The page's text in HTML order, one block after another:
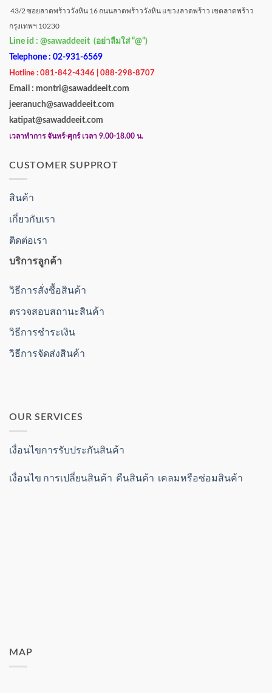
43/2 ซอยลาดพร้าววังหิน 16 ถนนลาดพร้าววังหิน แขวงลาดพร้าว เขตลาดพร้าว
กรุงเทพฯ 10230
Line id : @sawaddeeit (อย่าลืมใส่ “@”)
Telephone : 02-931-6569
Hotline : 081-842-4346 | 088-298-8707
Email : montri@sawaddeeit.com
jeeranuch@sawaddeeit.com
katipat@sawaddeeit.com
เวลาทำการ จันทร์-ศุกร์ เวลา 9.00-18.00 น.
CUSTOMER SUPPROT
สินค้า
เกี่ยวกับเรา
ติดต่อเรา
บริการลูกค้า
วิธีการสั่งซื้อสินค้า
ตรวจสอบสถานะสินค้า
วิธีการชำระเงิน
วิธีการจัดส่งสินค้า
OUR SERVICES
เงื่อนไขการรับประกันสินค้า
เงื่อนไข การเปลี่ยนสินค้า คืนสินค้า เคลมหรือซ่อมสินค้า
MAP